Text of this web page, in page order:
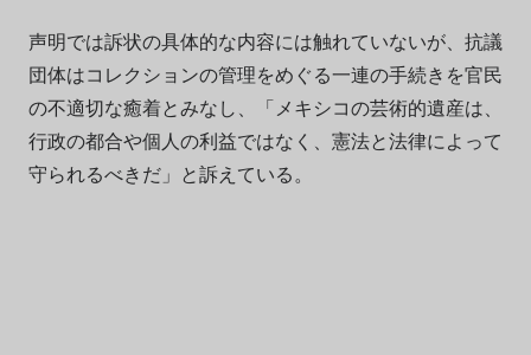
声明では訴状の具体的な内容には触れていないが、抗議
団体はコレクションの管理をめぐる一連の手続きを官民
の不適切な癒着とみなし、「メキシコの芸術的遺産は、
行政の都合や個人の利益ではなく、憲法と法律によって
守られるべきだ」と訴えている。